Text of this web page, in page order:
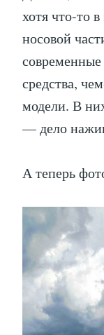
хотя что-то
носовой
средства,
модели. В
— дело
А теперь